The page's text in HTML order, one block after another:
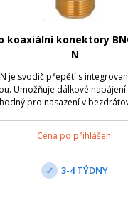
koaxiální konektory
N
N je svodič přepětí s
Umožňuje dálkové
pro nasazení v
Cena po přihlášení
3-4 TÝDNY